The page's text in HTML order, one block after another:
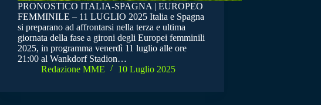
PRONOSTICO ITALIA-SPAGNA | EUROPEO
FEMMINILE – 11 LUGLIO 2025 Italia e Spagna
si preparano ad affrontarsi nella terza e ultima
giornata della fase a gironi degli Europei femminili
2025, in programma venerdì 11 luglio alle ore
21:00 al Wankdorf Stadion…
Redazione MME
10 Luglio 2025